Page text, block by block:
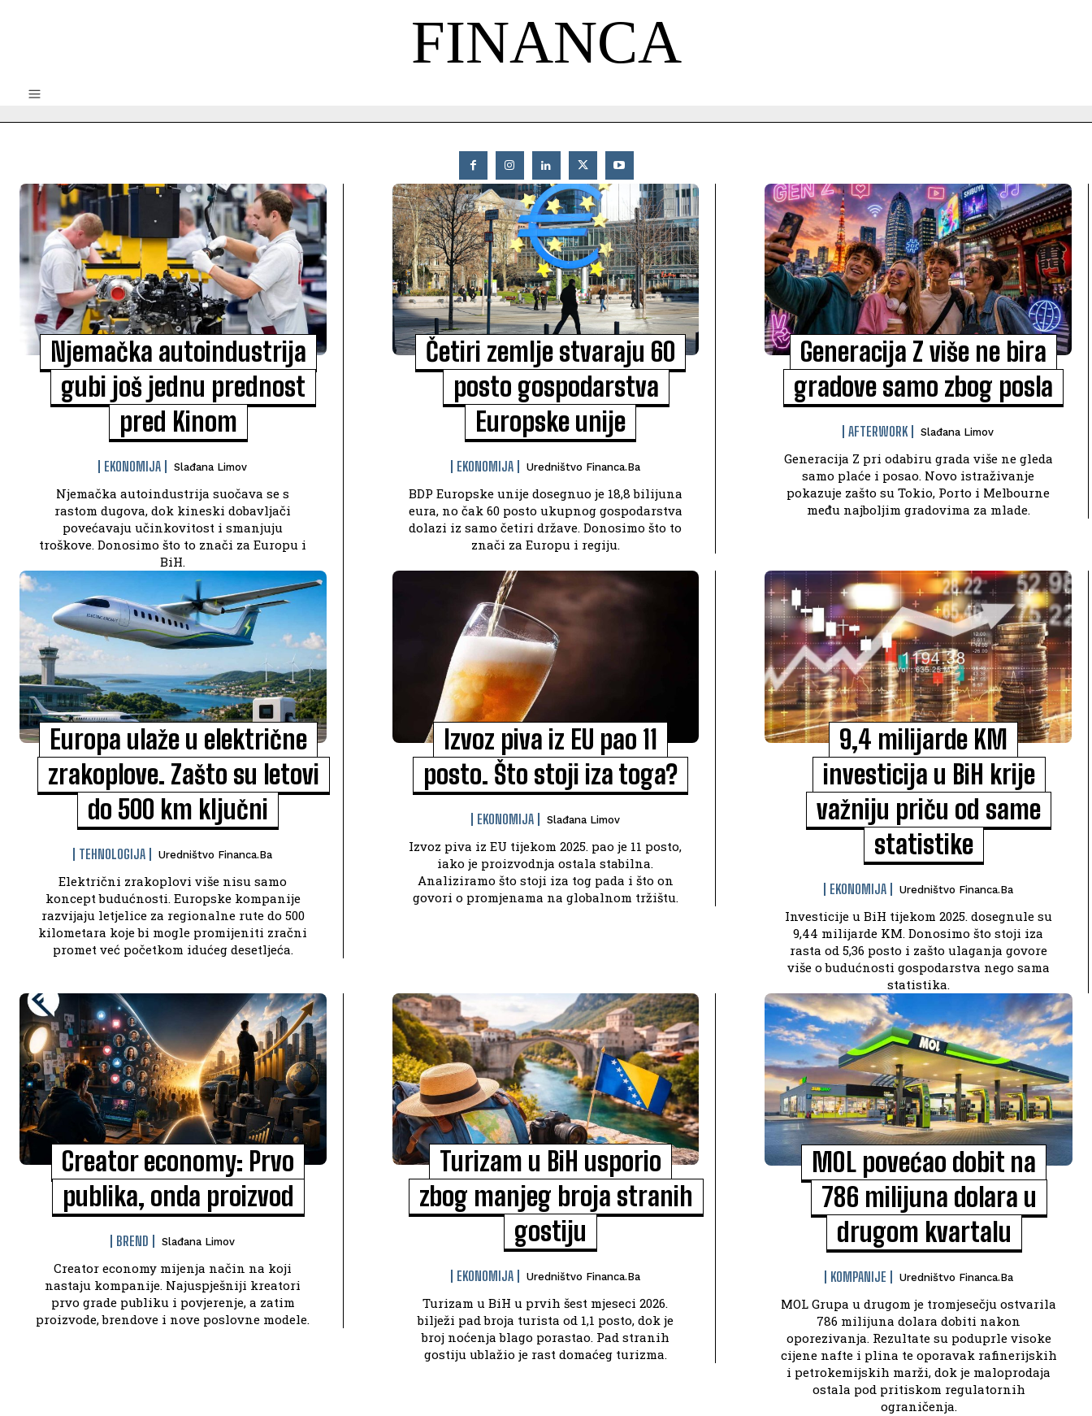
FINANCA
Njemačka autoindustrija
gubi još jednu prednost
pred Kinom
EKONOMIJA Slađana Limov
Njemačka autoindustrija suočava se s
rastom dugova, dok kineski dobavljači
povećavaju učinkovitost i smanjuju
troškove. Donosimo što to znači za Europu i
BiH.
Četiri zemlje stvaraju 60
posto gospodarstva
Europske unije
EKONOMIJA Uredništvo Financa.ba
BDP Europske unije dosegnuo je 18,8 bilijuna
eura, no čak 60 posto ukupnog gospodarstva
dolazi iz samo četiri države. Donosimo što to
znači za Europu i regiju.
Generacija Z više ne bira
gradove samo zbog posla
AFTERWORK Slađana Limov
Generacija Z pri odabiru grada više ne gleda
samo plaće i posao. Novo istraživanje
pokazuje zašto su Tokio, Porto i Melbourne
među najboljim gradovima za mlade.
Europa ulaže u električne
zrakoplove. Zašto su letovi
do 500 km ključni
TEHNOLOGIJA Uredništvo Financa.ba
Električni zrakoplovi više nisu samo
koncept budućnosti. Europske kompanije
razvijaju letjelice za regionalne rute do 500
kilometara koje bi mogle promijeniti zračni
promet već početkom idućeg desetljeća.
Izvoz piva iz EU pao 11
posto. Što stoji iza toga?
EKONOMIJA Slađana Limov
Izvoz piva iz EU tijekom 2025. pao je 11 posto,
iako je proizvodnja ostala stabilna.
Analiziramo što stoji iza tog pada i što on
govori o promjenama na globalnom tržištu.
9,4 milijarde KM
investicija u BiH krije
važniju priču od same
statistike
EKONOMIJA Uredništvo Financa.ba
Investicije u BiH tijekom 2025. dosegnule su
9,44 milijarde KM. Donosimo što stoji iza
rasta od 5,36 posto i zašto ulaganja govore
više o budućnosti gospodarstva nego sama
statistika.
Creator economy: Prvo
publika, onda proizvod
BREND Slađana Limov
Creator economy mijenja način na koji
nastaju kompanije. Najuspješniji kreatori
prvo grade publiku i povjerenje, a zatim
proizvode, brendove i nove poslovne modele.
Turizam u BiH usporio
zbog manjeg broja stranih
gostiju
EKONOMIJA Uredništvo Financa.ba
Turizam u BiH u prvih šest mjeseci 2026.
bilježi pad broja turista od 1,1 posto, dok je
broj noćenja blago porastao. Pad stranih
gostiju ublažio je rast domaćeg turizma.
MOL povećao dobit na
786 milijuna dolara u
drugom kvartalu
KOMPANIJE Uredništvo Financa.ba
MOL Grupa u drugom je tromjesečju ostvarila
786 milijuna dolara dobiti nakon
oporezivanja. Rezultate su poduprle visoke
cijene nafte i plina te oporavak rafinerijskih
i petrokemijskih marži, dok je maloprodaja
ostala pod pritiskom regulatornih
ograničenja.